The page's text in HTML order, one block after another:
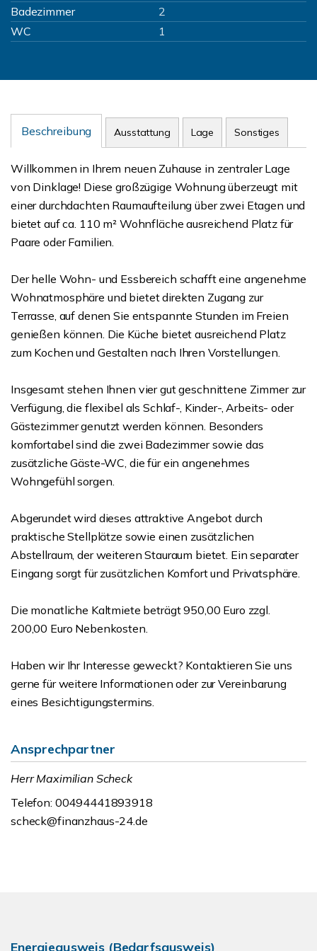
Badezimmer
2
WC
1
Beschreibung Ausstattung Lage Sonstiges
Willkommen in Ihrem neuen Zuhause in zentraler Lage
von Dinklage! Diese großzügige Wohnung überzeugt mit
einer durchdachten Raumaufteilung über zwei Etagen und
bietet auf ca. 110 m² Wohnfläche ausreichend Platz für
Paare oder Familien.
Der helle Wohn- und Essbereich schafft eine angenehme
Wohnatmosphäre und bietet direkten Zugang zur
Terrasse, auf denen Sie entspannte Stunden im Freien
genießen können. Die Küche bietet ausreichend Platz
zum Kochen und Gestalten nach Ihren Vorstellungen.
Insgesamt stehen Ihnen vier gut geschnittene Zimmer zur
Verfügung, die flexibel als Schlaf-, Kinder-, Arbeits- oder
Gästezimmer genutzt werden können. Besonders
komfortabel sind die zwei Badezimmer sowie das
zusätzliche Gäste-WC, die für ein angenehmes
Wohngefühl sorgen.
Abgerundet wird dieses attraktive Angebot durch
praktische Stellplätze sowie einen zusätzlichen
Abstellraum, der weiteren Stauraum bietet. Ein separater
Eingang sorgt für zusätzlichen Komfort und Privatsphäre.
Die monatliche Kaltmiete beträgt 950,00 Euro zzgl.
200,00 Euro Nebenkosten.
Haben wir Ihr Interesse geweckt? Kontaktieren Sie uns
gerne für weitere Informationen oder zur Vereinbarung
eines Besichtigungstermins.
Ansprechpartner
Herr Maximilian Scheck
Telefon: 00494441893918
scheck@finanzhaus-24.de
Energieausweis (Bedarfsausweis)